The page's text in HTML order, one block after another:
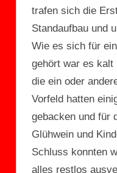
trafen sich die
Standaufbau und
Wie es sich für
gehört war es kalt
die ein oder
Vorfeld hatten
gebacken und für
Glühwein und
Schluss konnten
alles restlos